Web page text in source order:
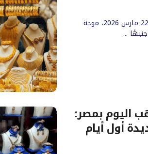
شهدت أسواق الذهب في مصر، اليوم الأحد 22 مارس 2026، موجة
اليوم بمصر:
أول أيام